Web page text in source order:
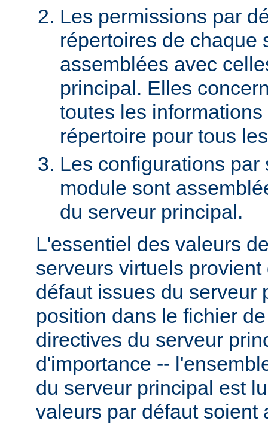
Les permissions par
répertoires de chaque
assemblées avec
principal. Elles
toutes les
répertoire pour tous
Les configurations
module sont
du serveur principal.
L'essentiel des valeurs
serveurs virtuels
défaut issues du serveur
position dans le fichier
directives du serveur
d'importance --
du serveur principal est
valeurs par défaut soient